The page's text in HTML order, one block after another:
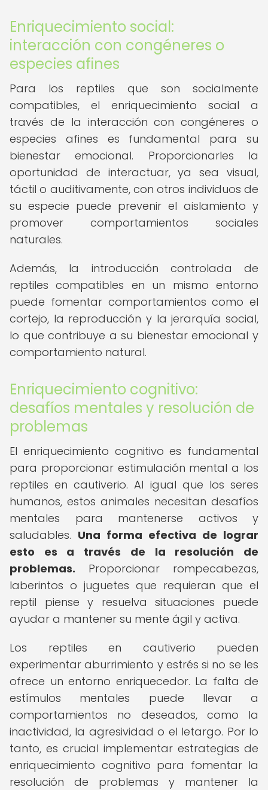
Enriquecimiento social:
interacción con congéneres o
especies afines
Para los reptiles que son socialmente
compatibles, el enriquecimiento social a
través de la interacción con congéneres o
especies afines es fundamental para su
bienestar emocional. Proporcionarles la
oportunidad de interactuar, ya sea visual,
táctil o auditivamente, con otros individuos de
su especie puede prevenir el aislamiento y
promover comportamientos sociales
naturales.
Además, la introducción controlada de
reptiles compatibles en un mismo entorno
puede fomentar comportamientos como el
cortejo, la reproducción y la jerarquía social,
lo que contribuye a su bienestar emocional y
comportamiento natural.
Enriquecimiento cognitivo:
desafíos mentales y resolución de
problemas
El enriquecimiento cognitivo es fundamental
para proporcionar estimulación mental a los
reptiles en cautiverio. Al igual que los seres
humanos, estos animales necesitan desafíos
mentales para mantenerse activos y
saludables. Una forma efectiva de lograr
esto es a través de la resolución de
problemas. Proporcionar rompecabezas,
laberintos o juguetes que requieran que el
reptil piense y resuelva situaciones puede
ayudar a mantener su mente ágil y activa.
Los reptiles en cautiverio pueden
experimentar aburrimiento y estrés si no se les
ofrece un entorno enriquecedor. La falta de
estímulos mentales puede llevar a
comportamientos no deseados, como la
inactividad, la agresividad o el letargo. Por lo
tanto, es crucial implementar estrategias de
enriquecimiento cognitivo para fomentar la
resolución de problemas y mantener la